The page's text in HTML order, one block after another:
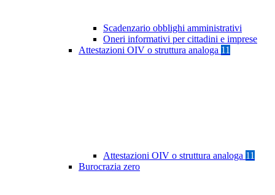
Scadenzario obblighi amministrativi
Oneri informativi per cittadini e imprese
Attestazioni OIV o struttura analoga 11
Attestazioni OIV o struttura analoga 11
Burocrazia zero